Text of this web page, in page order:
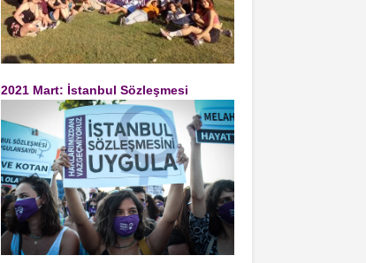
2021 Mart: İstanbul Sözleşmesi